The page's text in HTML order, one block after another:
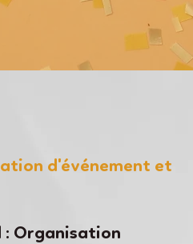
d'événement et
: Organisation